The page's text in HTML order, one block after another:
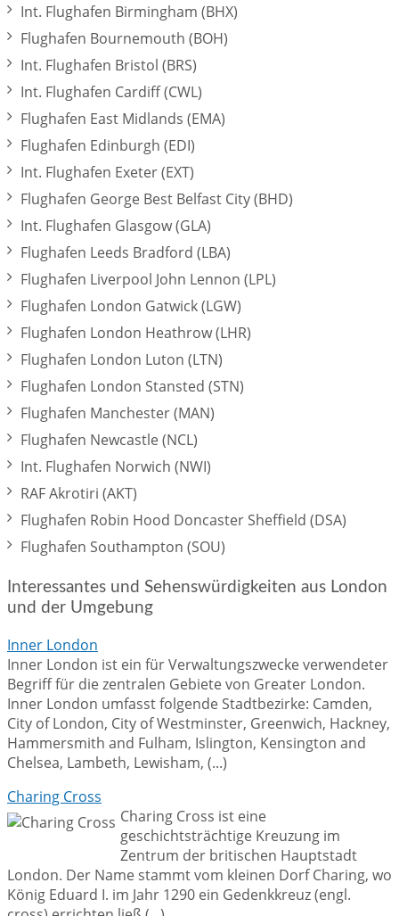
Int. Flughafen Birmingham (BHX)
Flughafen Bournemouth (BOH)
Int. Flughafen Bristol (BRS)
Int. Flughafen Cardiff (CWL)
Flughafen East Midlands (EMA)
Flughafen Edinburgh (EDI)
Int. Flughafen Exeter (EXT)
Flughafen George Best Belfast City (BHD)
Int. Flughafen Glasgow (GLA)
Flughafen Leeds Bradford (LBA)
Flughafen Liverpool John Lennon (LPL)
Flughafen London Gatwick (LGW)
Flughafen London Heathrow (LHR)
Flughafen London Luton (LTN)
Flughafen London Stansted (STN)
Flughafen Manchester (MAN)
Flughafen Newcastle (NCL)
Int. Flughafen Norwich (NWI)
RAF Akrotiri (AKT)
Flughafen Robin Hood Doncaster Sheffield (DSA)
Flughafen Southampton (SOU)
Interessantes und Sehenswürdigkeiten aus London
und der Umgebung
Inner London
Inner London ist ein für Verwaltungszwecke verwendeter
Begriff für die zentralen Gebiete von Greater London.
Inner London umfasst folgende Stadtbezirke: Camden,
City of London, City of Westminster, Greenwich, Hackney,
Hammersmith and Fulham, Islington, Kensington and
Chelsea, Lambeth, Lewisham, (...)
Charing Cross
Charing Cross ist eine
geschichtsträchtige Kreuzung im
Zentrum der britischen Hauptstadt
London. Der Name stammt vom kleinen Dorf Charing, wo
König Eduard I. im Jahr 1290 ein Gedenkkreuz (engl.